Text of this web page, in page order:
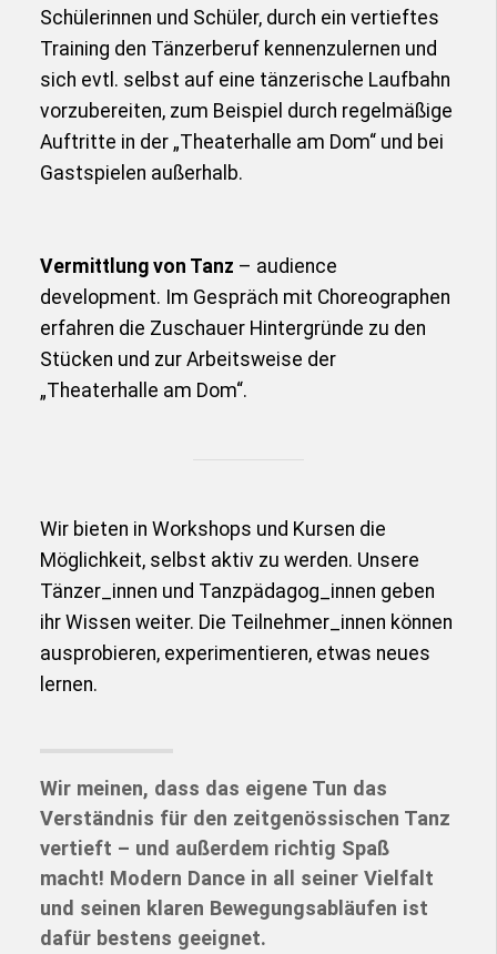
Schülerinnen und Schüler, durch ein vertieftes
Training den Tänzerberuf kennenzulernen und
sich evtl. selbst auf eine tänzerische Laufbahn
vorzubereiten, zum Beispiel durch regelmäßige
Auftritte in der „Theaterhalle am Dom“ und bei
Gastspielen außerhalb.
Vermittlung von Tanz – audience
development. Im Gespräch mit Choreographen
erfahren die Zuschauer Hintergründe zu den
Stücken und zur Arbeitsweise der
„Theaterhalle am Dom“.
Wir bieten in Workshops und Kursen die
Möglichkeit, selbst aktiv zu werden. Unsere
Tänzer_innen und Tanzpädagog_innen geben
ihr Wissen weiter. Die Teilnehmer_innen können
ausprobieren, experimentieren, etwas neues
lernen.
Wir meinen, dass das eigene Tun das
Verständnis für den zeitgenössischen Tanz
vertieft – und außerdem richtig Spaß
macht! Modern Dance in all seiner Vielfalt
und seinen klaren Bewegungsabläufen ist
dafür bestens geeignet.